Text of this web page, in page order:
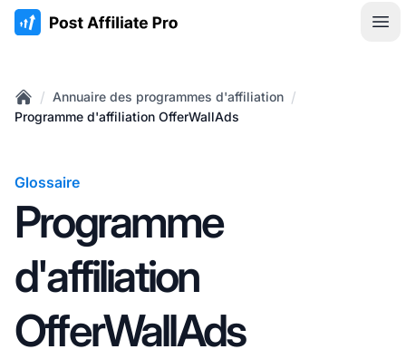
:site.title
Home
/ Annuaire des programmes d'affiliation /
Programme d'affiliation OfferWallAds
Glossaire
Programme
d'affiliation
OfferWallAds